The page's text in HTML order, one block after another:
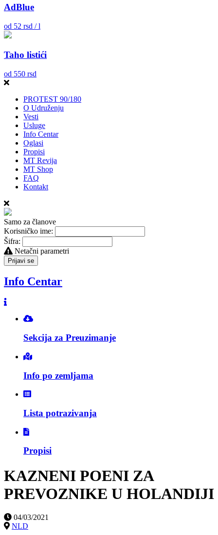
AdBlue
od 52 rsd / l
Taho listići
od 550 rsd
PROTEST 90/180
O Udruženju
Vesti
Usluge
Info Centar
Oglasi
Propisi
MT Revija
MT Shop
FAQ
Kontakt
Samo za članove
Korisničko ime:
Šifra:
Netačni parametri
Prijavi se
Info Centar
Sekcija za Preuzimanje
Info po zemljama
Lista potrazivanja
Propisi
KAZNENI POENI ZA
PREVOZNIKE U HOLANDIJI
04/03/2021
NLD